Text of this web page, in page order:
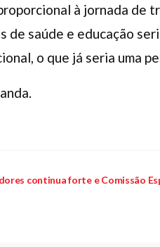
à jornada de
de saúde e educação
o que já seria uma
continua forte e Comissão